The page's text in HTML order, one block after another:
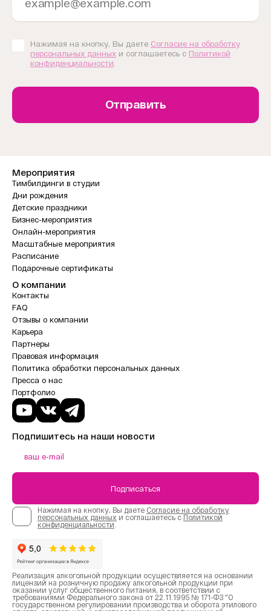
Нажимая на кнопку, Вы даете Согласие на обработку
персональных данных и соглашаетесь с Политикой
конфиденциальности
Отправить
Мероприятия
Тимбилдинги в студии
Дни рождения
Детские праздники
Бизнес-мероприятия
Онлайн-мероприятия
Масштабные мероприятия
Расписание
Подарочные сертификаты
О компании
Контакты
FAQ
Отзывы о компании
Карьера
Партнеры
Правовая информация
Политика обработки персональных данных
Пресса о нас
Портфолио
Подпишитесь на наши новости
Подписаться
Нажимая на кнопку, Вы даете Согласие на обработку
персональных данных и соглашаетесь с Политикой
конфиденциальности.
Реализация алкогольной продукции осуществляется на основании
лицензий на розничную продажу алкогольной продукции при
оказании услуг общественного питания, в соответствии с
требованиями Федерального закона от 22.11.1995 № 171-ФЗ "О
государственном регулировании производства и оборота этилового